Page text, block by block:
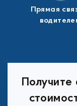
Прямая
Получите